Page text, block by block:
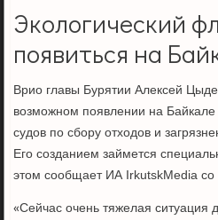
Экологический
появиться на
Врио главы Бурятии Алексей
возможном появлении на
судов по сбору отходов и
Его созданием займется
этом сообщает ИА IrkutskMedia
«Сейчас очень тяжелая ситуация